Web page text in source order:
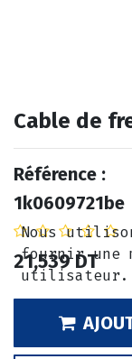
Cable de
Référence :
1k0609721be
21,539DT
Nous
fournir une
utilisateur.